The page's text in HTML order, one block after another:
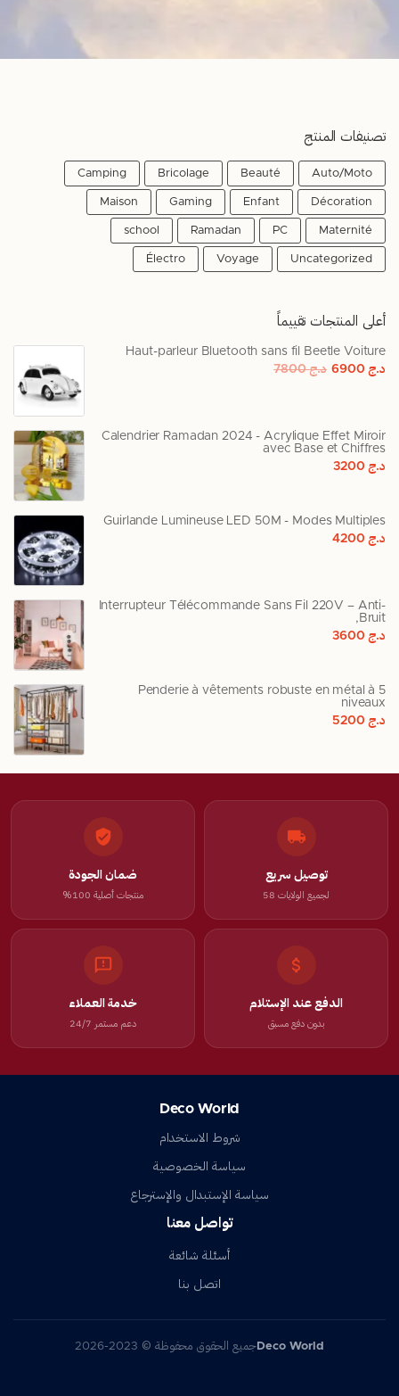
تصنيفات المنتج
Auto/Moto
Beauté
Bricolage
Camping
Décoration
Enfant
Gaming
Maison
Maternité
PC
Ramadan
school
Uncategorized
Voyage
Électro
أعلى المنتجات تقييماً
Haut-parleur Bluetooth sans fil Beetle Voiture
د.ج6900 د.ج7800
Calendrier Ramadan 2024 - Acrylique Effet Miroir
avec Base et Chiffres
د.ج3200
Guirlande Lumineuse LED 50M - Modes Multiples
د.ج4200
Interrupteur Télécommande Sans Fil 220V – Anti-
Bruit,
د.ج3600
Penderie à vêtements robuste en métal à 5
niveaux
د.ج5200
توصيل سريع
لجميع الولايات 58
ضمان الجودة
منتجات أصلية 100%
الدفع عند الإستلام
بدون دفع مسبق
خدمة العملاء
دعم مستمر 24/7
Deco World
شروط الاستخدام
سياسة الخصوصية
سياسة الإستبدال والإسترجاع
تواصل معنا
أسئلة شائعة
اتصل بنا
Deco World جميع الحقوق محفوظة © 2023-2026